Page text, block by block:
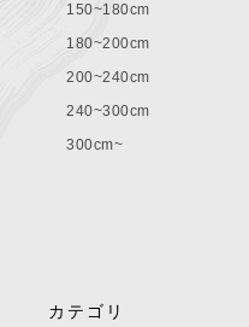
150~180cm
180~200cm
200~240cm
240~300cm
300cm~
カテゴリ